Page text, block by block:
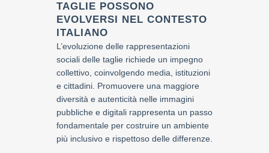
TAGLIE POSSONO
EVOLVERSI NEL CONTESTO
ITALIANO
L’evoluzione delle rappresentazioni
sociali delle taglie richiede un impegno
collettivo, coinvolgendo media, istituzioni
e cittadini. Promuovere una maggiore
diversità e autenticità nelle immagini
pubbliche e digitali rappresenta un passo
fondamentale per costruire un ambiente
più inclusivo e rispettoso delle differenze.